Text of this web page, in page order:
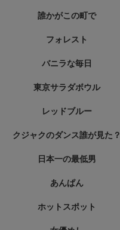
誰かがこの町で
フォレスト
バニラな毎日
東京サラダボウル
レッドブルー
クジャクのダンス誰が見た？
日本一の最低男
あんぱん
ホットスポット